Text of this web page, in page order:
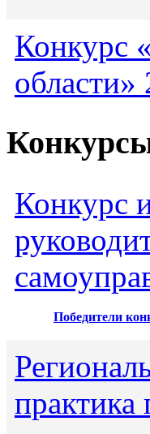
Конкурс
области»
Конкурс
Победители
практика